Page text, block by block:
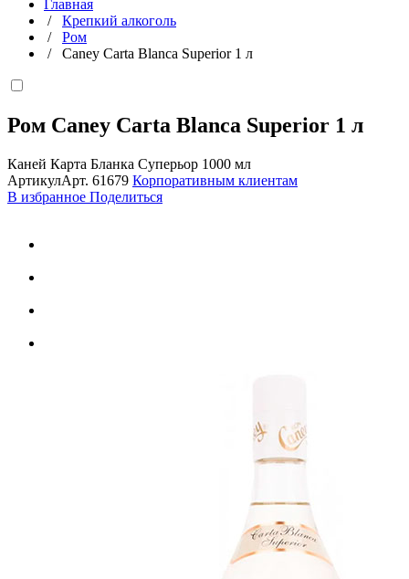
Главная
/ Крепкий алкоголь
/ Ром
/ Caney Carta Blanca Superior 1 л
Ром Caney Carta Blanca Superior 1 л
Каней Карта Бланка Суперьор 1000 мл
АртикулАрт. 61679 Корпоративным клиентам
В избранное Поделиться